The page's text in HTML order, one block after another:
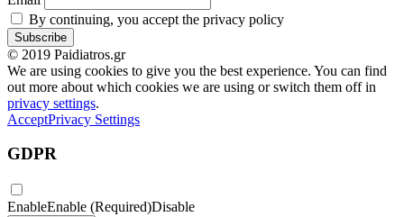
By continuing, you accept the privacy policy
© 2019 Paidiatros.gr
We are using cookies to give you the best experience. You can find
out more about which cookies we are using or switch them off in
privacy settings.
AcceptPrivacy Settings
GDPR
EnableEnable (Required)Disable